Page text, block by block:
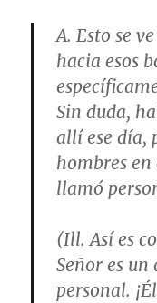
A. Esto se
hacia esos
Sin duda,
allí ese día,
hombres en
llamó
(Ill. Así es
Señor es
personal.